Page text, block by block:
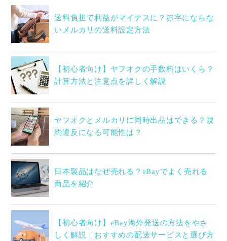
送料負担で利益がマイナスに？赤字にならな
いメルカリの送料設定方法
【初心者向け】ヤフオクの手数料はいくら？
計算方法と注意点を詳しく解説
ヤフオクとメルカリに同時出品はできる？規
約違反になる可能性は？
日本製品はなぜ売れる？eBayでよく売れる
商品を紹介
【初心者向け】eBay海外発送の方法をやさ
しく解説｜おすすめの配送サービスと選び方